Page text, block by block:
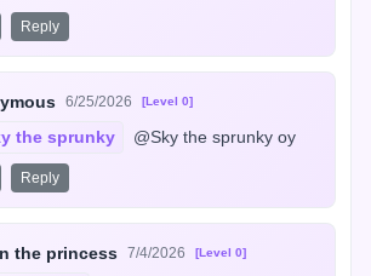
Reply
6/25/2026 [Level 0]
the sprunky @Sky the sprunky oy
Reply
the princess 7/4/2026 [Level 0]